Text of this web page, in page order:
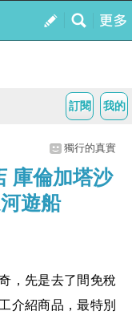
我的
訂閱
獨行的真實
庫倫加塔沙
遊船
， 先是去了間免稅
介紹商品 ，最特別